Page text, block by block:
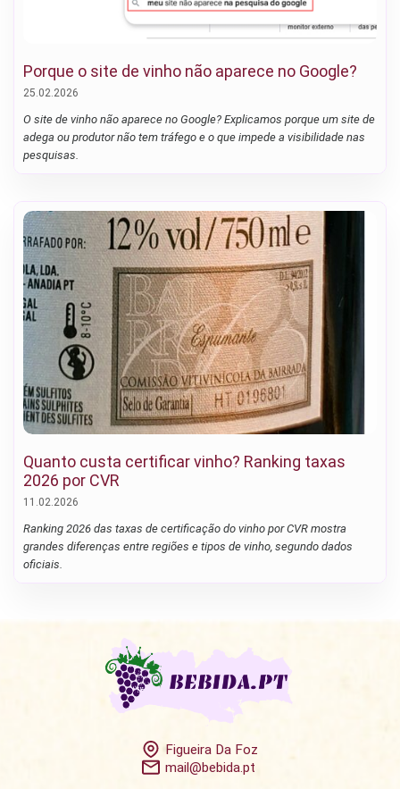
Porque o site de vinho não aparece no Google?
25.02.2026
O site de vinho não aparece no Google? Explicamos porque um site de
adega ou produtor não tem tráfego e o que impede a visibilidade nas
pesquisas.
Quanto custa certificar vinho? Ranking taxas
2026 por CVR
11.02.2026
Ranking 2026 das taxas de certificação do vinho por CVR mostra
grandes diferenças entre regiões e tipos de vinho, segundo dados
oficiais.
Figueira Da Foz
mail@bebida.pt